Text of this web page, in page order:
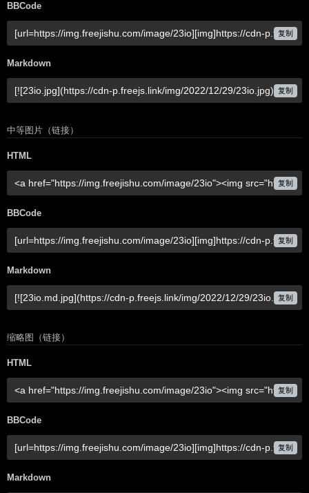
BBCode
复制
Markdown
复制
中等图片（链接）
HTML
复制
BBCode
复制
Markdown
复制
缩略图（链接）
HTML
复制
BBCode
复制
Markdown